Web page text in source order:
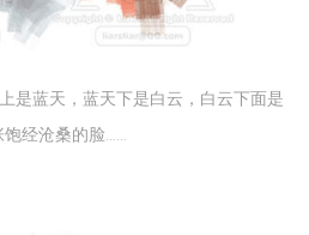
是蓝天，蓝天下是白云，白云下面是
经沧桑的脸……